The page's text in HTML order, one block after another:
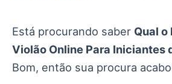
Está procurando saber Qual o
Violão Online Para Iniciantes
Bom, então sua procura